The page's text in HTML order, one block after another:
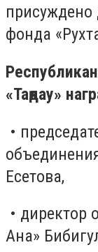
присуждено
фонда
«Таңдау»
•
Есетова,
• директор
Ана»